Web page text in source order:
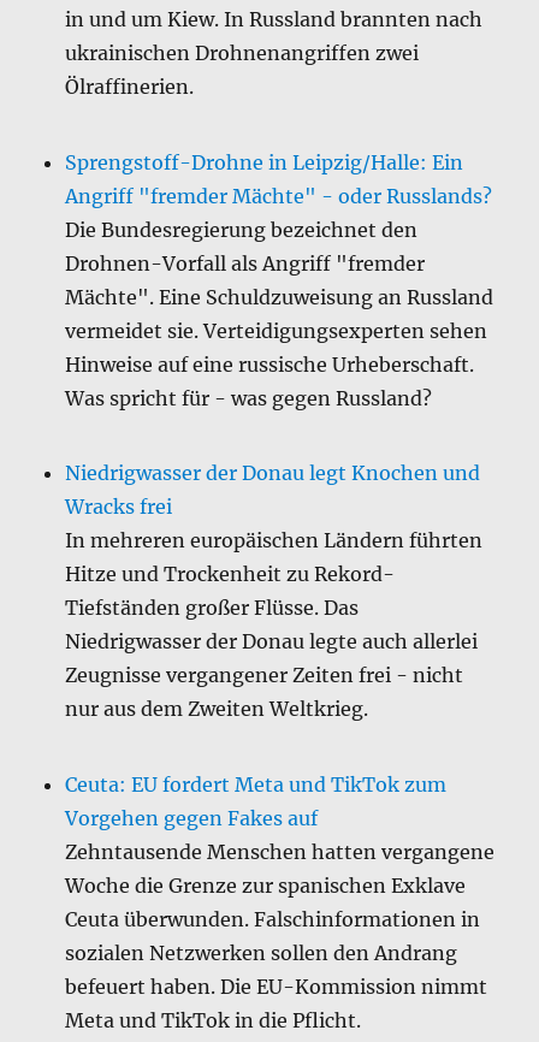
in und um Kiew. In Russland brannten nach
ukrainischen Drohnenangriffen zwei
Ölraffinerien.
Sprengstoff-Drohne in Leipzig/Halle: Ein
Angriff "fremder Mächte" - oder Russlands?
Die Bundesregierung bezeichnet den
Drohnen-Vorfall als Angriff "fremder
Mächte". Eine Schuldzuweisung an Russland
vermeidet sie. Verteidigungsexperten sehen
Hinweise auf eine russische Urheberschaft.
Was spricht für - was gegen Russland?
Niedrigwasser der Donau legt Knochen und
Wracks frei
In mehreren europäischen Ländern führten
Hitze und Trockenheit zu Rekord-
Tiefständen großer Flüsse. Das
Niedrigwasser der Donau legte auch allerlei
Zeugnisse vergangener Zeiten frei - nicht
nur aus dem Zweiten Weltkrieg.
Ceuta: EU fordert Meta und TikTok zum
Vorgehen gegen Fakes auf
Zehntausende Menschen hatten vergangene
Woche die Grenze zur spanischen Exklave
Ceuta überwunden. Falschinformationen in
sozialen Netzwerken sollen den Andrang
befeuert haben. Die EU-Kommission nimmt
Meta und TikTok in die Pflicht.